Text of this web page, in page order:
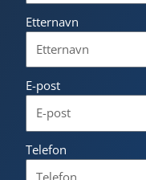
Etternavn
E-post
Telefon